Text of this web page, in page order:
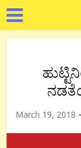
March 19, 2018